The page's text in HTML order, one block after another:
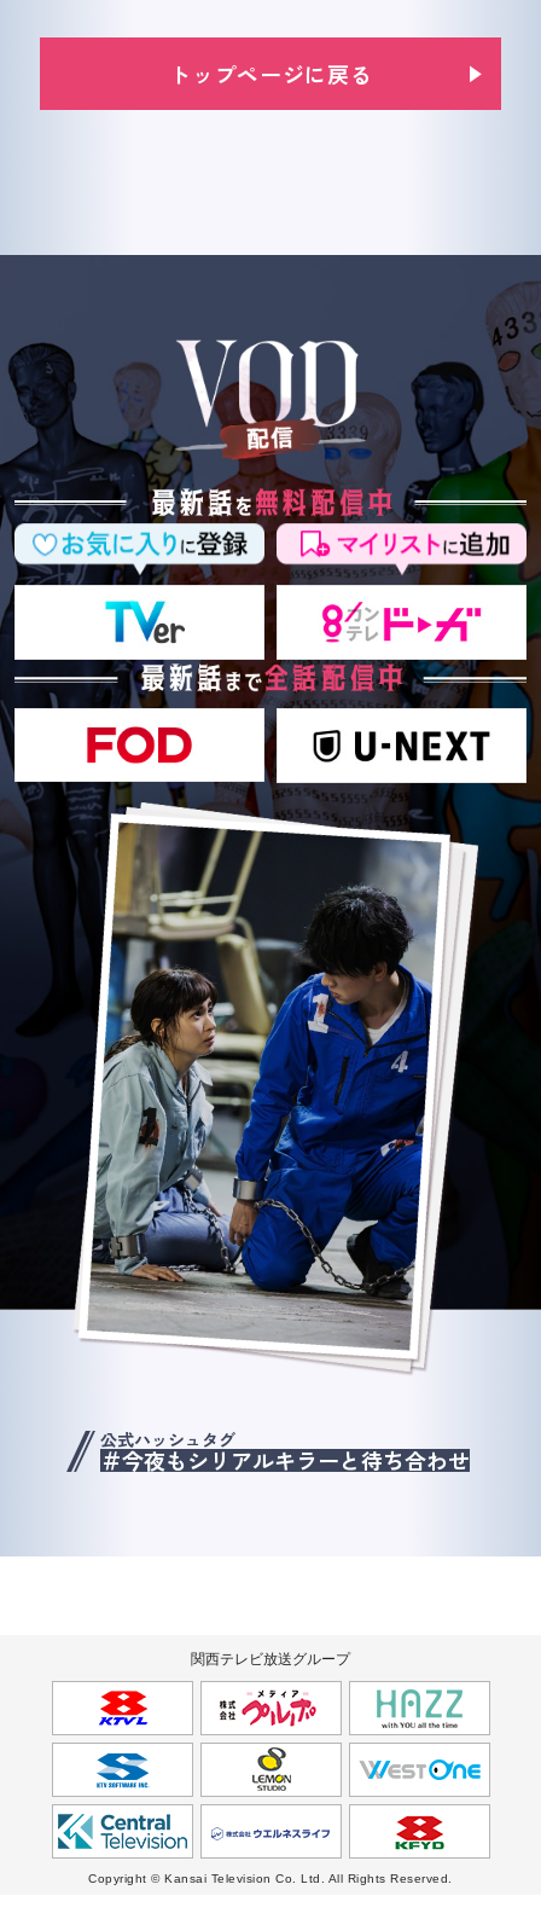
トップページに戻る
公式ハッシュタグ
＃今夜もシリアルキラーと待ち合わせ
関西テレビ放送グループ
Copyright © Kansai Television Co. Ltd. All Rights Reserved.